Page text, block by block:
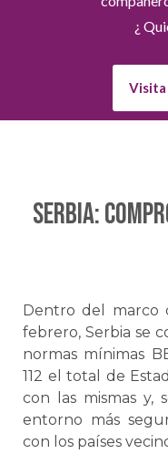
¿
Visita
SERBIA:
Dentro del marco
febrero, Serbia se
normas mínimas
112 el total de
con las mismas y,
entorno más
con los países